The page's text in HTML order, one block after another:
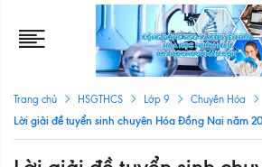
Trang chủ HSGTHCS Lớp 9 Chuyên Hóa
Lời giải đề tuyển sinh chuyên Hóa Đồng Nai năm